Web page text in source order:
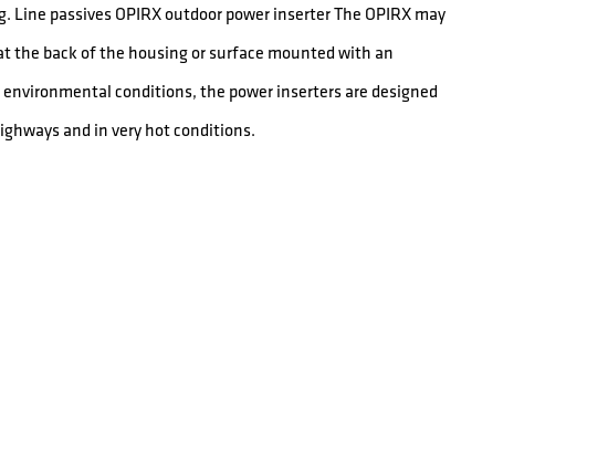
passives OPIRX outdoor power inserter The OPIRX may
the back of the housing or surface mounted with an
conditions, the power inserters are designed
and in very hot conditions.